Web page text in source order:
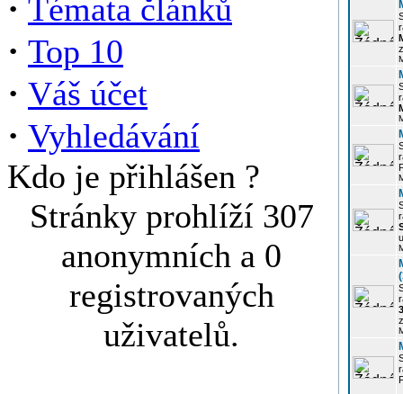
· Témata článků
· Top 10
· Váš účet
· Vyhledávání
Kdo je přihlášen ?
Stránky prohlíží 307
anonymních a 0
registrovaných
uživatelů.